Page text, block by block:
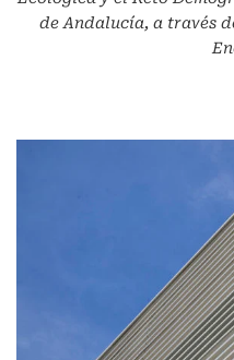
de Andalucía, a través